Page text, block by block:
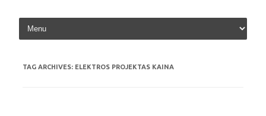
Skip to content
TAG ARCHIVES: ELEKTROS PROJEKTAS KAINA